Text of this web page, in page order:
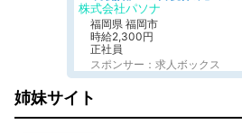
株式会社パソナ
福岡県 福岡市
時給2,300円
正社員
スポンサー：求人ボックス
姉妹サイト